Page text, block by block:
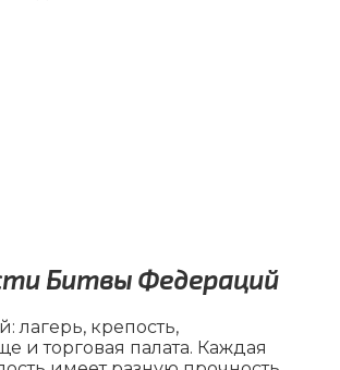
Битвы Федераций
лагерь, крепость,
и торговая палата. Каждая